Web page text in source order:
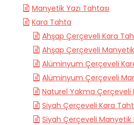
Manyetik Yazı Tahtası
Kara Tahta
Ahşap Çerçeveli Kara
Ahşap Çerçeveli
Alüminyum Çerçeveli
Alüminyum Çerçeveli
Naturel Yakma Çerçeveli
Siyah Çerçeveli Kara
Siyah Çerçeveli Manyetik